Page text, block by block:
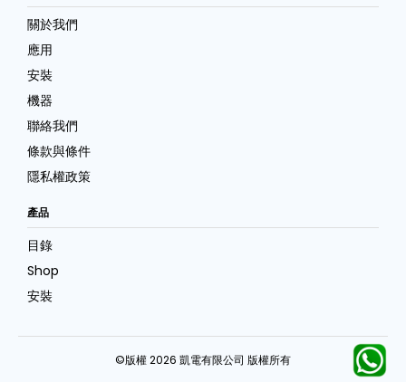
關於我們
應用
安裝
機器
聯絡我們
條款與條件
隱私權政策
產品
目錄
Shop
安裝
©版權 2026 凱電有限公司 版權所有